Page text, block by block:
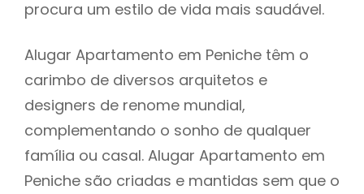
procura um estilo de vida mais saudável.
Alugar Apartamento em Peniche têm o
carimbo de diversos arquitetos e
designers de renome mundial,
complementando o sonho de qualquer
família ou casal. Alugar Apartamento em
Peniche são criadas e mantidas sem que o